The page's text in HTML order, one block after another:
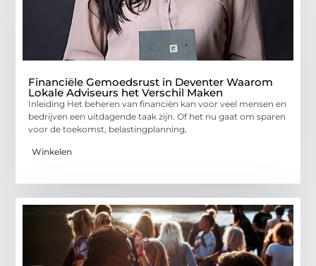
Financiële Gemoedsrust in Deventer Waarom
Lokale Adviseurs het Verschil Maken
Inleiding Het beheren van financiën kan voor veel mensen en
bedrijven een uitdagende taak zijn. Of het nu gaat om sparen
voor de toekomst, belastingplanning,
Winkelen